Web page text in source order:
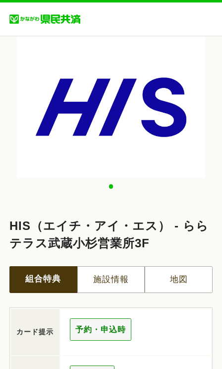
HIS（エイチ・アイ・エス） - らら
テラス武蔵小杉営業所3F
組合特典 施設情報 地図
カード提示 予約・申込時